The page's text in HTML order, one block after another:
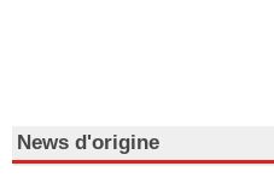
News d'origine